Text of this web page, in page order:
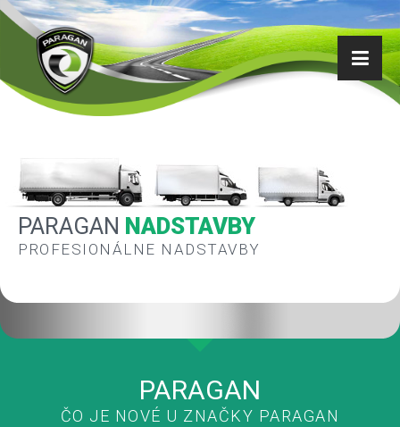
PARAGAN NADSTAVBY
PROFESIONÁLNE NADSTAVBY
PARAGAN
ČO JE NOVÉ U ZNAČKY PARAGAN